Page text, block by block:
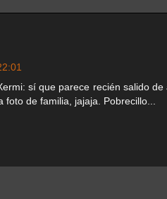
sí que parece recién salido
de familia, jajaja. Pobrecillo...